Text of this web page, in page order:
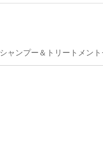
ャンプー＆トリートメン